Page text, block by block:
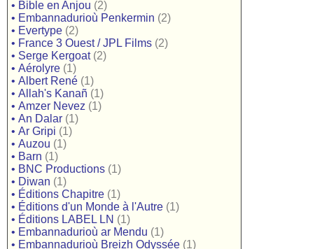
• Bible en Anjou (2)
• Embannadurioù Penkermin (2)
• Evertype (2)
• France 3 Ouest / JPL Films (2)
• Serge Kergoat (2)
• Aérolyre (1)
• Albert René (1)
• Allah's Kanañ (1)
• Amzer Nevez (1)
• An Dalar (1)
• Ar Gripi (1)
• Auzou (1)
• Barn (1)
• BNC Productions (1)
• Diwan (1)
• Éditions Chapitre (1)
• Éditions d'un Monde à l'Autre (1)
• Éditions LABEL LN (1)
• Embannadurioù ar Mendu (1)
• Embannadurioù Breizh Odyssée (1)